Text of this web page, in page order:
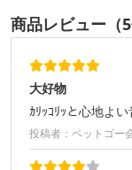
商品レビュー（5
大好物
ｶﾘｯｺﾘｯと心地よ
投稿者：ペットゴー